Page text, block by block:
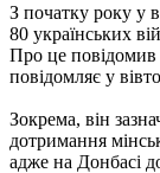
З початку року у
80 українських
Про це повідомив
повідомляє у
Зокрема, він
дотримання
адже на Донбасі